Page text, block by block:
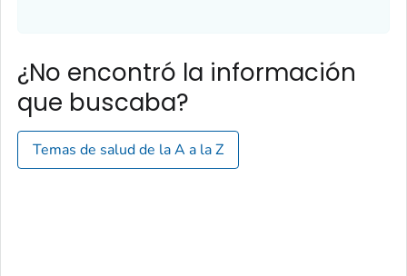
¿No encontró la información
que buscaba?
Temas de salud de la A a la Z